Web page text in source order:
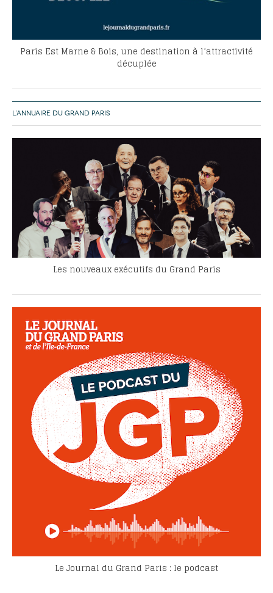
Paris Est Marne & Bois, une destination à l’attractivité
décuplée
L’ANNUAIRE DU GRAND PARIS
Les nouveaux exécutifs du Grand Paris
Le Journal du Grand Paris : le podcast